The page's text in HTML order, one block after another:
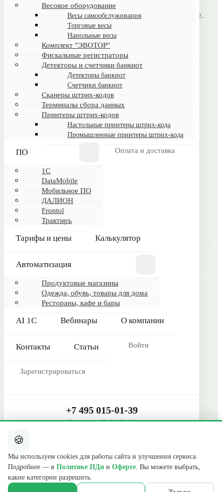
Весовое оборудование
Весы самообслуживания
Торговые весы
Напольные весы
Комплект "ЭВОТОР"
Фискальные регистраторы
Детекторы и счетчики банкнот
Детекторы банкнот
Счетчики банкнот
Сканеры штрих-кодов
Терминалы сбора данных
Принтеры штрих-кодов
Настольные принтеры штрих-кода
Промышленные принтеры штрих-кода
ПО
1C
DataMobile
Мобильное ПО
ДАЛИОН
Frontol
Трактиръ
Оплата и доставка
Тарифы и цены Калькулятор
Автоматизация
Продуктовые магазины
Одежда, обувь, товары для дома
Рестораны, кафе и бары
AI 1С Вебинары О компании
Контакты Статьи Войти
Зарегистрироваться
+7 495 015-01-39
Ежедневно 09:00–21:00
Автоматизация магазинов под ключ: торговое оборудование,
лицензионное ПО, настройка и поддержка.
ИНФОРМАЦИЯ
Обртная связь
КАТАЛОГ
Frontol
ДАЛИОН
1С
Калькулятор
Оплата и доставка
Гарантия и сервис
Реквизиты
Сертификаты
КОНТАКТЫ
info@b2cmsk.ru
© 2017–2026 ООО «В2С УПР» · ИНН 5027255140 · ОГРН
1175027020046 · КПП 502701001
🍪
Мы используем cookies для работы сайта и улучшения сервиса.
Подробнее — в Политике ПДн и Оферте. Вы можете выбрать,
какие категории разрешить.